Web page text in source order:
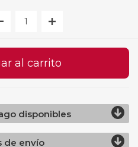
al carrito
disponibles
de envío